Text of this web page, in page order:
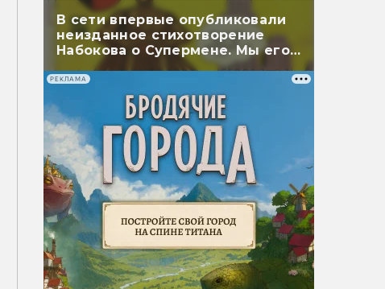
В сети впервые опубликовали
неизданное стихотворение
Набокова о Супермене. Мы его
перевели
РЕКЛАМА